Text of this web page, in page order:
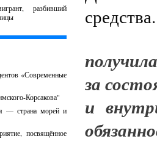
разбивший
«Современные
Корсакова"
— страна морей и
посвящённое
за
и